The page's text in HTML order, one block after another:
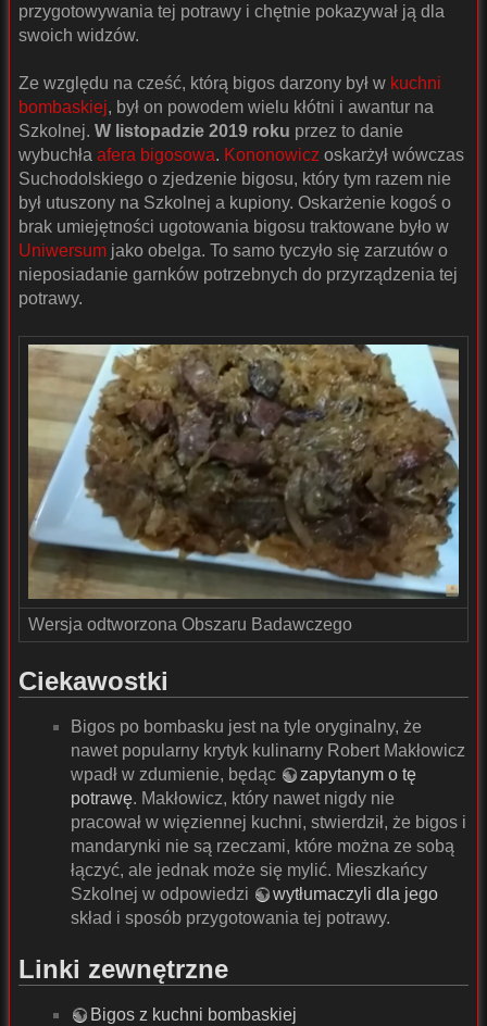
przygotowywania tej potrawy i chętnie pokazywał ją dla
swoich widzów.
Ze względu na cześć, którą bigos darzony był w kuchni
bombaskiej, był on powodem wielu kłótni i awantur na
Szkolnej. W listopadzie 2019 roku przez to danie
wybuchła afera bigosowa. Kononowicz oskarżył wówczas
Suchodolskiego o zjedzenie bigosu, który tym razem nie
był utuszony na Szkolnej a kupiony. Oskarżenie kogoś o
brak umiejętności ugotowania bigosu traktowane było w
Uniwersum jako obelga. To samo tyczyło się zarzutów o
nieposiadanie garnków potrzebnych do przyrządzenia tej
potrawy.
Wersja odtworzona Obszaru Badawczego
Ciekawostki
Bigos po bombasku jest na tyle oryginalny, że
nawet popularny krytyk kulinarny Robert Makłowicz
wpadł w zdumienie, będąc
zapytanym o tę
potrawę. Makłowicz, który nawet nigdy nie
pracował w więziennej kuchni, stwierdził, że bigos i
mandarynki nie są rzeczami, które można ze sobą
łączyć, ale jednak może się mylić. Mieszkańcy
Szkolnej w odpowiedzi
wytłumaczyli dla jego
skład i sposób przygotowania tej potrawy.
Linki zewnętrzne
Bigos z kuchni bombaskiej